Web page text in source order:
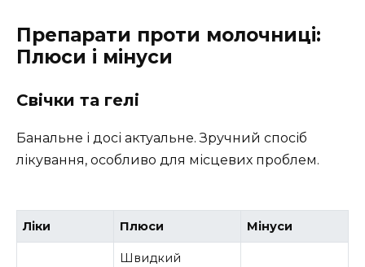
Препарати проти молочниці:
Плюси і мінуси
Свічки та гелі
Банальне і досі актуальне. Зручний спосіб
лікування, особливо для місцевих проблем.
Ліки Плюси Мінуси
Швидкий